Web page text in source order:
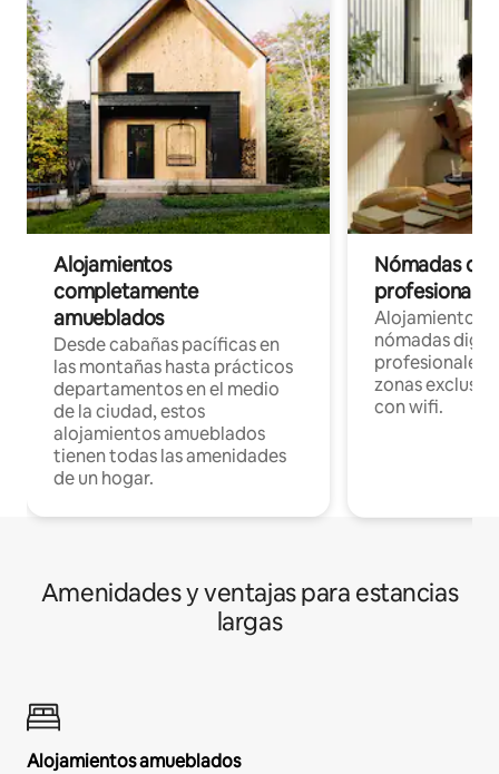
Alojamientos
completamente
amueblados
Desde cabañas pacíficas en
las montañas hasta prácticos
departamentos en el medio
de la ciudad, estos
alojamientos amueblados
tienen todas las amenidades
de un hogar.
Nómadas
Alojamientos
nómadas
profesionales
zonas
con wifi.
Amenidades y ventajas para estancias
largas
Alojamientos amueblados